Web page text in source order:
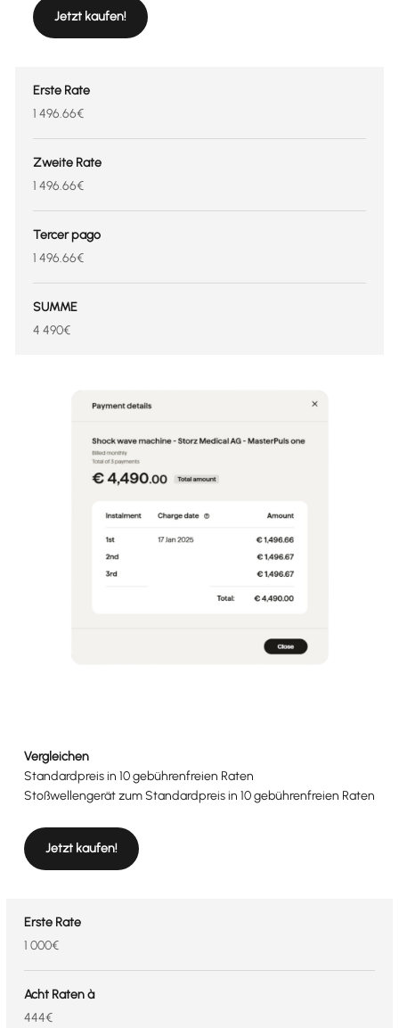
Jetzt kaufen!
Erste Rate
1 496.66€
Zweite Rate
1 496.66€
Tercer pago
1 496.66€
SUMME
4 490€
Vergleichen
Standardpreis in 10 gebührenfreien Raten
Stoßwellengerät zum Standardpreis in 10 gebührenfreien Raten
Jetzt kaufen!
Erste Rate
1 000€
Acht Raten à
444€